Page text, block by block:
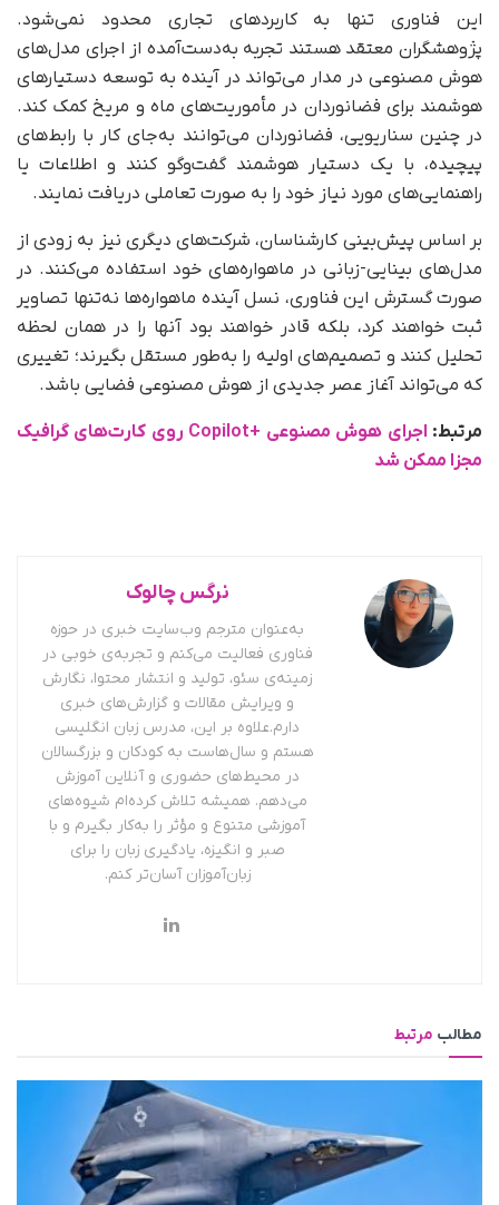
این فناوری تنها به کاربردهای تجاری محدود نمی‌شود.
پژوهشگران معتقد هستند تجربه به‌دست‌آمده از اجرای مدل‌های
هوش مصنوعی در مدار می‌تواند در آینده به توسعه دستیارهای
هوشمند برای فضانوردان در مأموریت‌های ماه و مریخ کمک کند.
در چنین سناریویی، فضانوردان می‌توانند به‌جای کار با رابط‌های
پیچیده، با یک دستیار هوشمند گفت‌وگو کنند و اطلاعات یا
راهنمایی‌های مورد نیاز خود را به‌ صورت تعاملی دریافت نمایند.
بر اساس پیش‌بینی کارشناسان، شرکت‌های دیگری نیز به‌ زودی از
مدل‌های بینایی-زبانی در ماهواره‌های خود استفاده می‌کنند. در
صورت گسترش این فناوری، نسل آینده ماهواره‌ها نه‌تنها تصاویر
ثبت خواهند کرد، بلکه قادر خواهند بود آنها را در همان لحظه
تحلیل کنند و تصمیم‌های اولیه را به‌طور مستقل بگیرند؛ تغییری
که می‌تواند آغاز عصر جدیدی از هوش مصنوعی فضایی باشد.
مرتبط:
اجرای هوش مصنوعی +Copilot روی کارت‌های گرافیک
مجزا ممکن شد
نرگس چالوک
به‌عنوان مترجم وب‌سایت خبری در حوزه
فناوری فعالیت می‌کنم و تجربه‌ی خوبی در
زمینه‌ی سئو، تولید و انتشار محتوا، نگارش
و ویرایش مقالات و گزارش‌های خبری
دارم.علاوه بر این، مدرس زبان انگلیسی
هستم و سال‌هاست به کودکان و بزرگسالان
در محیط‌های حضوری و آنلاین آموزش
می‌دهم. همیشه تلاش کرده‌ام شیوه‌های
آموزشی متنوع و مؤثر را به‌کار بگیرم و با
صبر و انگیزه، یادگیری زبان را برای
زبان‌آموزان آسان‌تر کنم.
مطالب مرتبط